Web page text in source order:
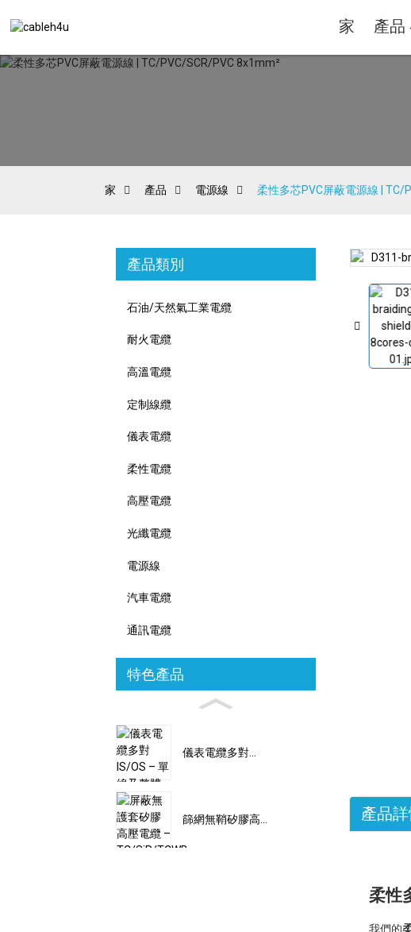
家 產品
家 產品 電源線 柔性多芯PVC屏蔽電源線 | TC/
產品類別
石油/天然氣工業電纜
耐火電纜
高溫電纜
定制線纜
儀表電纜
柔性電纜
高壓電纜
光纖電纜
電源線
汽車電纜
通訊電纜
特色產品
儀表電纜多對...
篩網無鞘矽膠高...
Loading...
Loading...
產品
柔性
我們的